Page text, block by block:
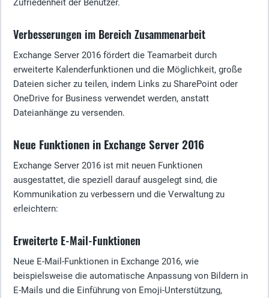
Zufriedenheit der Benutzer.
Verbesserungen im Bereich Zusammenarbeit
Exchange Server 2016 fördert die Teamarbeit durch
erweiterte Kalenderfunktionen und die Möglichkeit, große
Dateien sicher zu teilen, indem Links zu SharePoint oder
OneDrive for Business verwendet werden, anstatt
Dateianhänge zu versenden.
Neue Funktionen in Exchange Server 2016
Exchange Server 2016 ist mit neuen Funktionen
ausgestattet, die speziell darauf ausgelegt sind, die
Kommunikation zu verbessern und die Verwaltung zu
erleichtern:
Erweiterte E-Mail-Funktionen
Neue E-Mail-Funktionen in Exchange 2016, wie
beispielsweise die automatische Anpassung von Bildern in
E-Mails und die Einführung von Emoji-Unterstützung,